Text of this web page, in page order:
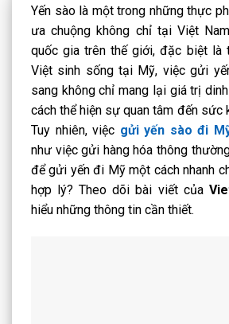
Yến sào là một trong những thực
ưa chuộng không chỉ tại Việt
quốc gia trên thế giới, đặc biệt là
Việt sinh sống tại Mỹ, việc gửi
sang không chỉ mang lại giá trị
cách thể hiện sự quan tâm đến sức
Tuy nhiên, việc gửi yến sào đi
như việc gửi hàng hóa thông
đểgửi yến đi Mỹmột cách nhanh
hợp lý? Theo dõi bài viết của
hiểu những thông tin cần thiết.